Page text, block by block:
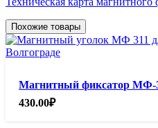
Похожие товары
Магнитный фиксатор МФ-
430.00₽